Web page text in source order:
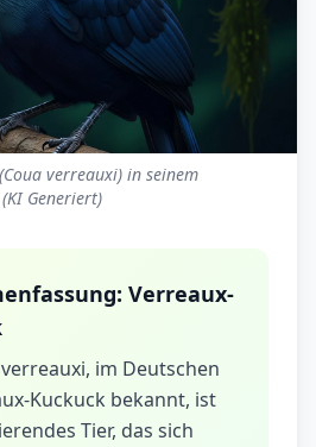
verreauxi) in seinem
Generiert)
Verreaux-
im Deutschen
Kuckuck bekannt, ist
Tier, das sich